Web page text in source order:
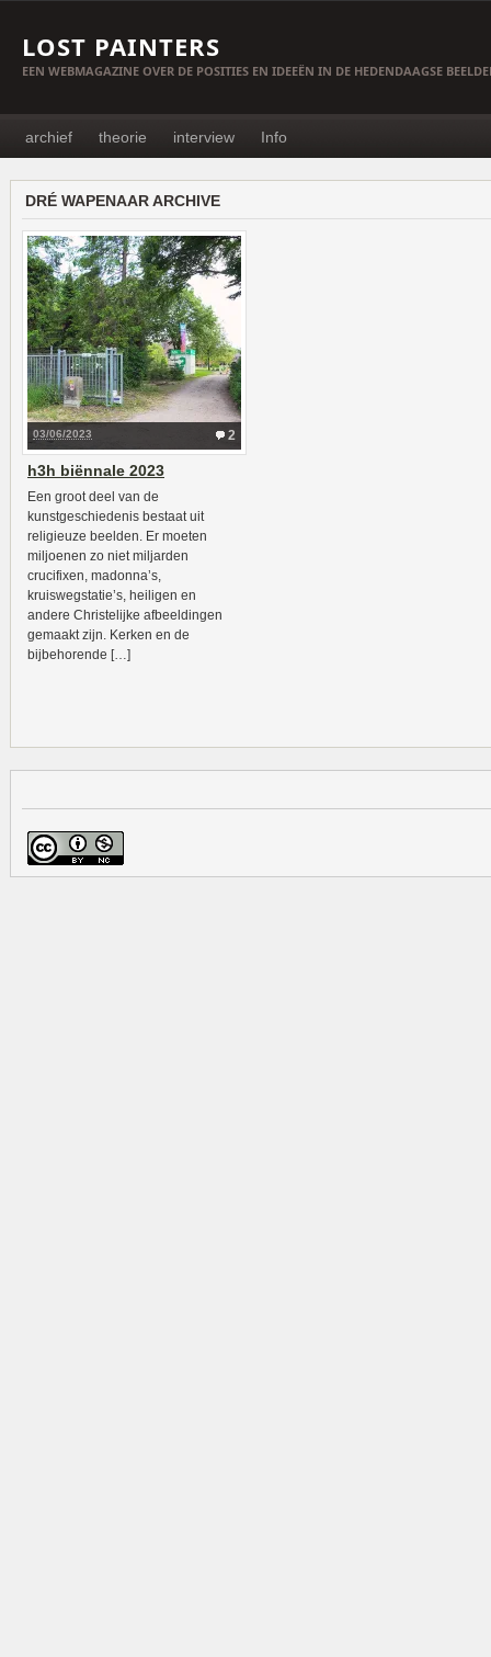
LOST PAINTERS
EEN WEBMAGAZINE OVER DE POSITIES EN IDEEËN IN DE HEDENDAAGSE
archief theorie interview Info
DRÉ WAPENAAR ARCHIVE
2
03/06/2023
h3h biënnale 2023
Een groot deel van de
kunstgeschiedenis bestaat uit
religieuze beelden. Er moeten
miljoenen zo niet miljarden
crucifixen, madonna’s,
kruiswegstatie’s, heiligen en
andere Christelijke afbeeldingen
gemaakt zijn. Kerken en de
bijbehorende […]